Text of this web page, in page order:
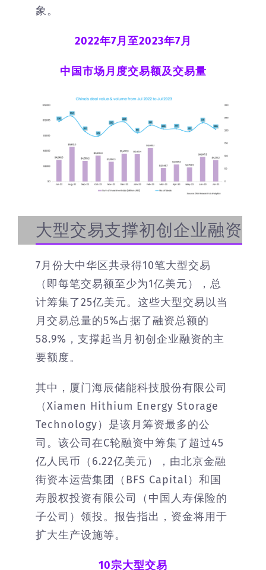
象。
2022年7月至2023年7月
中国市场月度交易额及交易量
大型交易支撑初创企业融资
7月份大中华区共录得10笔大型交易
（即每笔交易额至少为1亿美元），总
计筹集了25亿美元。这些大型交易以当
月交易总量的5%占据了融资总额的
58.9%，支撑起当月初创企业融资的主
要额度。
其中，厦门海辰储能科技股份有限公司
（Xiamen Hithium Energy Storage
Technology）是该月筹资最多的公
司。该公司在C轮融资中筹集了超过45
亿人民币（6.22亿美元），由北京金融
街资本运营集团（BFS Capital）和国
寿股权投资有限公司（中国人寿保险的
子公司）领投。报告指出，资金将用于
扩大生产设施等。
10宗大型交易